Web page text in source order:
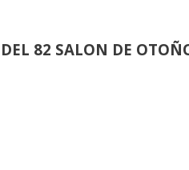
82 SALON DE